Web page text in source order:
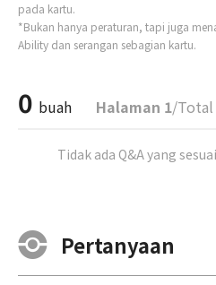
pada kartu.
*Bukan hanya peraturan, tapi juga
Ability dan serangan sebagian kartu.
0 buah Halaman 1/Total
Tidak ada Q&A yang
Pertanyaan